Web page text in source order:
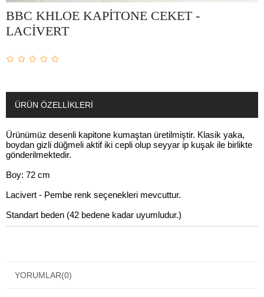
BBC KHLOE KAPİTONE CEKET -
LACİVERT
ÜRÜN ÖZELLIKLERI
Ürünümüz desenli kapitone kumaştan üretilmiştir. Klasik yaka,
boydan gizli düğmeli aktif iki cepli olup seyyar ip kuşak ile birlikte
gönderilmektedir.
Boy: 72 cm
Lacivert - Pembe renk seçenekleri mevcuttur.
Standart beden (42 bedene kadar uyumludur.)
YORUMLAR(0)